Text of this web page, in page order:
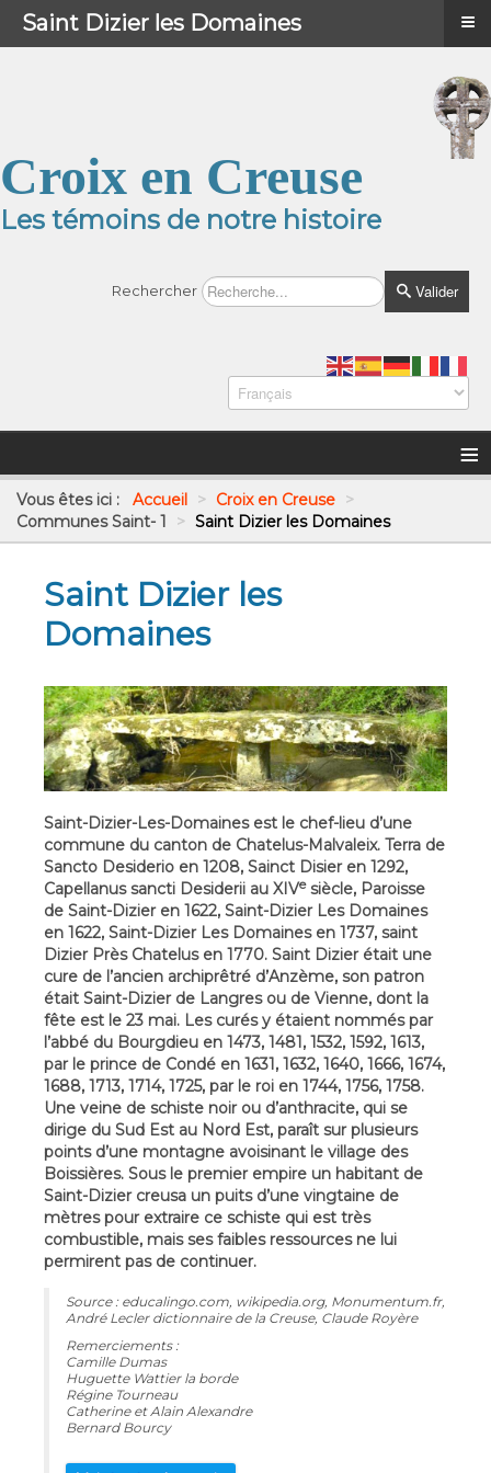
Croix en Creuse
Les témoins de notre histoire
Rechercher Valider
≡
Vous êtes ici : Accueil > Croix en Creuse >
Communes Saint- 1
> Saint Dizier les Domaines
Saint Dizier les
Domaines
Saint-Dizier-Les-Domaines est le chef-lieu d’une
commune du canton de Chatelus-Malvaleix. Terra de
Sancto Desiderio en 1208, Sainct Disier en 1292,
Capellanus sancti Desiderii au XIVesiècle, Paroisse
de Saint-Dizier en 1622, Saint-Dizier Les Domaines
en 1622, Saint-Dizier Les Domaines en 1737, saint
Dizier Près Chatelus en 1770. Saint Dizier était une
cure de l’ancien archiprêtré d’Anzème, son patron
était Saint-Dizier de Langres ou de Vienne, dont la
fête est le 23 mai. Les curés y étaient nommés par
l’abbé du Bourgdieu en 1473, 1481, 1532, 1592, 1613,
par le prince de Condé en 1631, 1632, 1640, 1666, 1674,
1688, 1713, 1714, 1725, par le roi en 1744, 1756, 1758.
Une veine de schiste noir ou d’anthracite, qui se
dirige du Sud Est au Nord Est, paraît sur plusieurs
points d’une montagne avoisinant le village des
Boissières. Sous le premier empire un habitant de
Saint-Dizier creusa un puits d’une vingtaine de
mètres pour extraire ce schiste qui est très
combustible, mais ses faibles ressources ne lui
permirent pas de continuer.
Source : educalingo.com, wikipedia.org, Monumentum.fr,
André Lecler dictionnaire de la Creuse, Claude Royère
Remerciements :
Camille Dumas
Huguette Wattier la borde
Régine Tourneau
Catherine et Alain Alexandre
Bernard Bourcy
Menu ≡
Saint Dizier les Domaines ≡